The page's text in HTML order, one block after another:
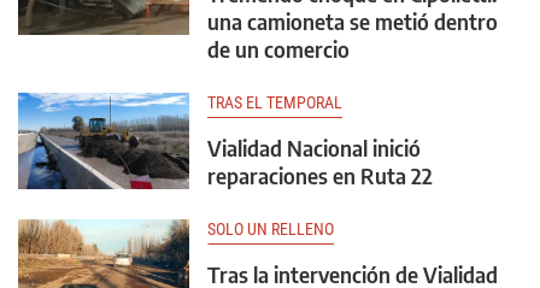
una camioneta se metió dentro
de un comercio
TRAS EL TEMPORAL
Vialidad Nacional inició
reparaciones en Ruta 22
SOLO UN RELLENO
Tras la intervención de Vialidad